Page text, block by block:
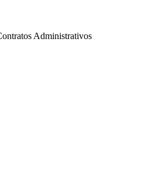
Administrativos